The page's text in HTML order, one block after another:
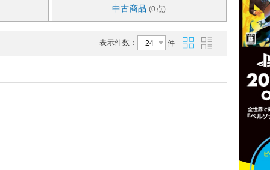
中古商品 (0点)
表示件数： 件